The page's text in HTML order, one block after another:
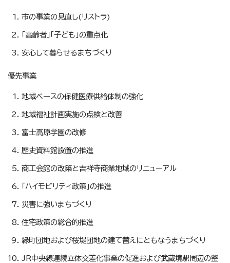
市の事業の見直し(リストラ)
「高齢者」「子ども」の重点化
安心して暮らせるまちづくり
優先事業
地域ベースの保健医療供給体制の強化
地域福祉計画実施の点検と改善
富士高原学園の改修
歴史資料館設置の推進
商工会館の改築と吉祥寺商業地域のリニューアル
「ハイモビリティ政策」の推進
災害に強いまちづくり
住宅政策の総合的推進
緑町団地および桜堤団地の建て替えにともなうまちづくり
JR中央線連続立体交差化事業の促進および武蔵境駅周辺の整